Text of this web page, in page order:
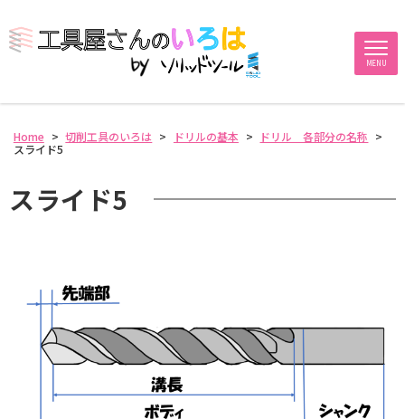
MENU
Home > 切削工具のいろは > ドリルの基本 > ドリル 各部分の名称 >
スライド5
スライド5